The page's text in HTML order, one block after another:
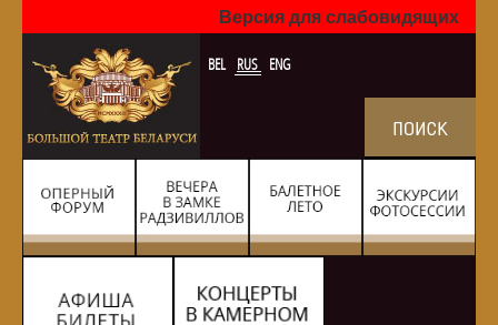
Версия для слабовидящих
BEL RUS ENG